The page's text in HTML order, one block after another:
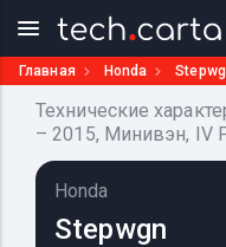
Главная Honda
Технические
– 2015, Минивэн, IV
Honda
Stepwgn